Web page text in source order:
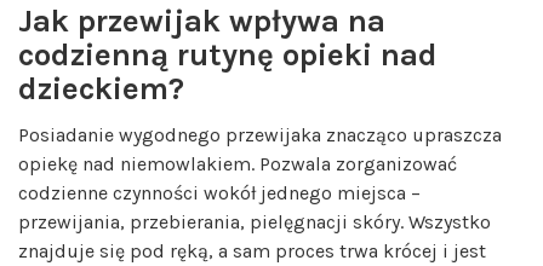
Jak przewijak wpływa na
codzienną rutynę opieki nad
dzieckiem?
Posiadanie wygodnego przewijaka znacząco upraszcza
opiekę nad niemowlakiem. Pozwala zorganizować
codzienne czynności wokół jednego miejsca –
przewijania, przebierania, pielęgnacji skóry. Wszystko
znajduje się pod ręką, a sam proces trwa krócej i jest